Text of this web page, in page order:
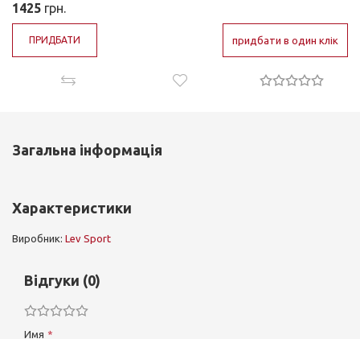
1425 грн.
ПРИДБАТИ придбати в один клік
Загальна інформація
Характеристики
Виробник: Lev Sport
Відгуки (0)
Имя